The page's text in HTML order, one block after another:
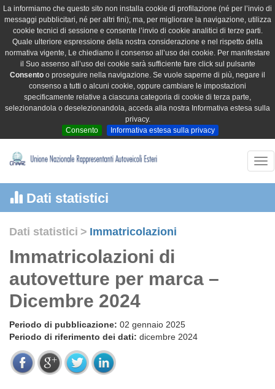
La informiamo che questo sito non installa cookie di profilazione (né per l’invio di
messaggi pubblicitari, né per altri fini); ma, per migliorare la navigazione, utilizza
cookie tecnici di sessione e consente l’invio di cookie analitici di terze parti.
Quale ulteriore espressione della nostra considerazione e nel rispetto della
normativa vigente, Le chiediamo il consenso all’uso dei cookie. Per manifestare
il Suo assenso all’uso dei cookie sarà sufficiente fare click sul pulsante
Consento o proseguire nella navigazione. Se vuole saperne di più, negare il
consenso a tutti o alcuni cookie, oppure cambiare le impostazioni
specificamente relative a ciascuna categoria di cookie di terza parte,
selezionandola o deselezionandola, acceda alla nostra Informativa estesa sulla
privacy.
Consento
Informativa estesa sulla privacy
Dati statistici
Dati statistici > Immatricolazioni
Immatricolazioni di
autovetture per marca –
Dicembre 2024
Periodo di pubblicazione: 02 gennaio 2025
Periodo di riferimento dei dati: dicembre 2024